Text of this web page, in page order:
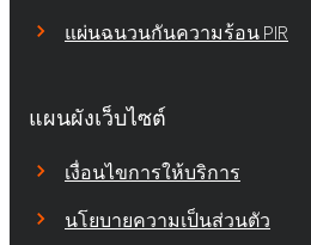
แผ่นฉนวนกันความร้อน PIR
แผนผังเว็บไซต์
เงื่อนไขการให้บริการ
นโยบายความเป็นส่วนตัว